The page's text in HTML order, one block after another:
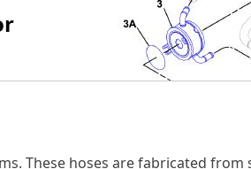
These hoses are fabricated